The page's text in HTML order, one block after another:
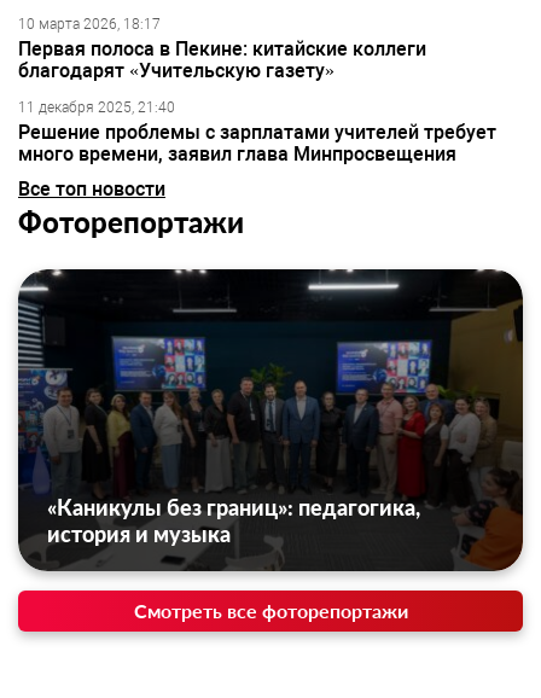
10 марта 2026, 18:17
Первая полоса в Пекине: китайские коллеги
благодарят «Учительскую газету»
11 декабря 2025, 21:40
Решение проблемы с зарплатами учителей требует
много времени, заявил глава Минпросвещения
Все топ новости
Фоторепортажи
«Каникулы без границ»: педагогика,
история и музыка
Смотреть все фоторепортажи